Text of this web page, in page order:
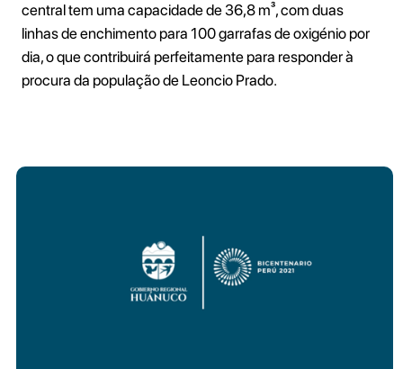
central tem uma capacidade de 36,8 m³, com duas
linhas de enchimento para 100 garrafas de oxigénio por
dia, o que contribuirá perfeitamente para responder à
procura da população de Leoncio Prado.